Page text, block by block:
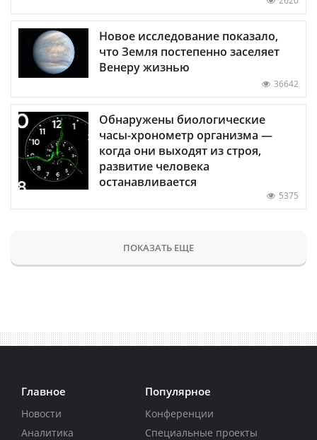
Новое исследование показало,
что Земля постепенно заселяет
Венеру жизнью
36642
Обнаружены биологические
часы-хронометр организма —
когда они выходят из строя,
развитие человека
останавливается
5375
ПОКАЗАТЬ ЕЩЕ
Главное
Новости
Аналитика
Популярное
Конференции
Специальные проекты